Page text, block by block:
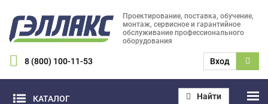
Проектирование, поставка, обучение,
монтаж, сервисное и гарантийное
обслуживание профессионального
оборудования
8 (800) 100-11-53 Вход
КАТАЛОГ Найти